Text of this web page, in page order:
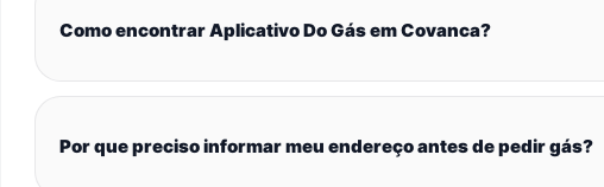
Como encontrar Aplicativo Do Gás em Covanca?
Por que preciso informar meu endereço antes de pedir gás?